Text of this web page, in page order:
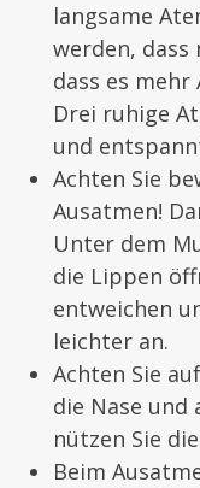
langsame
werden,
dass es
Drei ruhige
und
Achten Sie
Ausatmen!
Unter dem
die Lippen
entweichen
leichter an.
Achten Sie
die Nase und
nützen Sie
Beim